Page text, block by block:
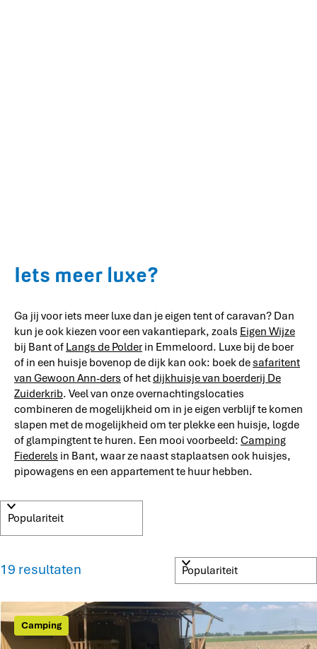
Iets meer luxe?
Ga jij voor iets meer luxe dan je eigen tent of caravan? Dan
kun je ook kiezen voor een vakantiepark, zoals Eigen Wijze
bij Bant of Langs de Polder in Emmeloord. Luxe bij de boer
of in een huisje bovenop de dijk kan ook: boek de safaritent
van Gewoon Ann-ders of hetdijkhuisje van boerderij De
Zuiderkrib. Veel van onze overnachtingslocaties
combineren de mogelijkheid om in je eigen verblijf te komen
slapen met de mogelijkheid om ter plekke een huisje, logde
of glampingtent te huren. Een mooi voorbeeld: Camping
Fiederels in Bant, waar ze naast staplaatsen ook huisjes,
pipowagens en een appartement te huur hebben.
W
a
t
o
e
r
e
r
p
19 resultaten
S
t
e
e
Camping